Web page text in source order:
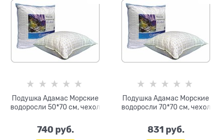
Подушка Адамас Морские
водоросли 50*70 см, чехол
740 руб.
Подушка Адамас Морские
водоросли 70*70 см, чехол
831 руб.